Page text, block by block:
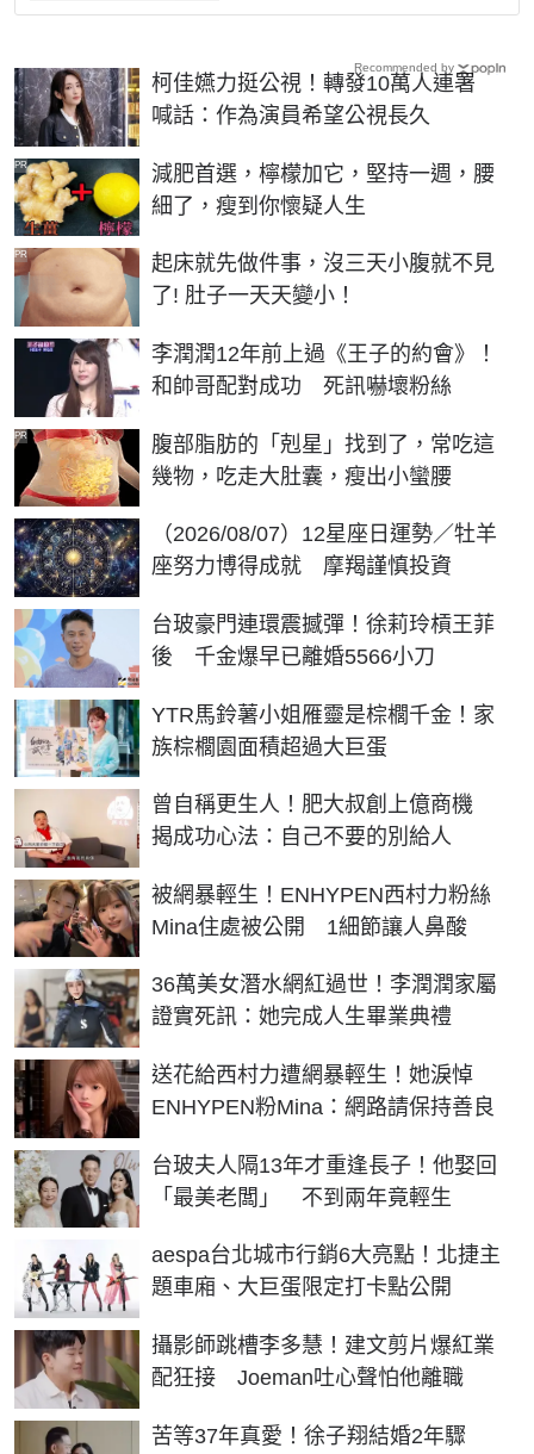
柯佳嬿力挺公視！轉發10萬人連署
喊話：作為演員希望公視長久
減肥首選，檸檬加它，堅持一週，腰
細了，瘦到你懷疑人生
PR
起床就先做件事，沒三天小腹就不見
了! 肚子一天天變小！
PR
李潤潤12年前上過《王子的約會》！
和帥哥配對成功 死訊嚇壞粉絲
腹部脂肪的「剋星」找到了，常吃這
幾物，吃走大肚囊，瘦出小蠻腰
PR
（2026/08/07）12星座日運勢／牡羊
座努力博得成就 摩羯謹慎投資
台玻豪門連環震撼彈！徐莉玲槓王菲
後 千金爆早已離婚5566小刀
YTR馬鈴薯小姐雁靈是棕櫚千金！家
族棕櫚園面積超過大巨蛋
曾自稱更生人！肥大叔創上億商機
揭成功心法：自己不要的別給人
被網暴輕生！ENHYPEN西村力粉絲
Mina住處被公開 1細節讓人鼻酸
36萬美女潛水網紅過世！李潤潤家屬
證實死訊：她完成人生畢業典禮
送花給西村力遭網暴輕生！她淚悼
ENHYPEN粉Mina：網路請保持善良
台玻夫人隔13年才重逢長子！他娶回
「最美老闆」 不到兩年竟輕生
aespa台北城市行銷6大亮點！北捷主
題車廂、大巨蛋限定打卡點公開
攝影師跳槽李多慧！建文剪片爆紅業
配狂接 Joeman吐心聲怕他離職
苦等37年真愛！徐子翔結婚2年驟
Recommended by